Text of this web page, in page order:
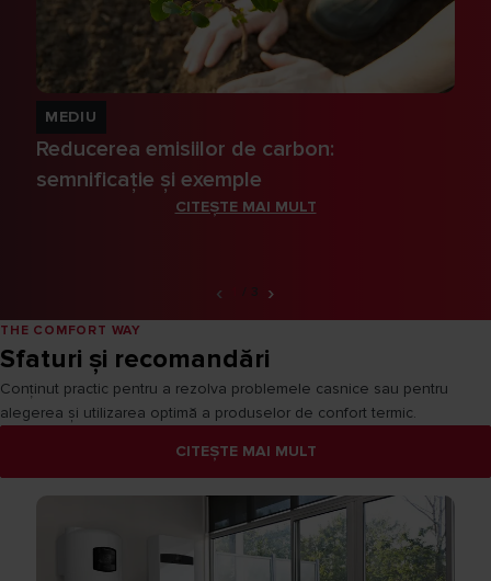
MEDIU
Reducerea emisiilor de carbon:
semnificație și exemple
CITEȘTE MAI MULT
‹ / 3 ›
THE COMFORT WAY
Sfaturi și recomandări
Conținut practic pentru a rezolva problemele casnice sau pentru
alegerea și utilizarea optimă a produselor de confort termic.
CITEȘTE MAI MULT